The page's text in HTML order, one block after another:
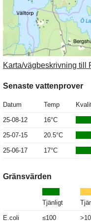
Karta/vägbeskrivning till
Senaste vattenprover
Datum Temp
25-08-12 16°C
25-07-15 20.5°C
25-06-17 17°C
Gränsvärden
Tjänligt
E.coli ≤100